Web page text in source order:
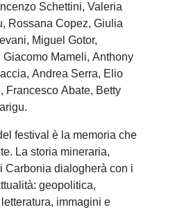
Schettini, Valeria
Rossana Copez, Giulia
Miguel Gotor,
Giacomo Mameli, Anthony
Andrea Serra, Elio
Francesco Abate, Betty
festival è la memoria che
La storia mineraria,
Carbonia dialogherà con i
geopolitica,
immagini e